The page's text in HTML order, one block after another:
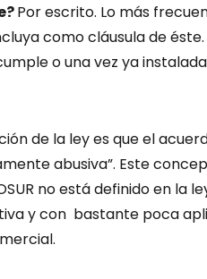
Por escrito. Lo más
como cláusula de
o una vez ya
de la ley es que el
abusiva”. Este
no está definido en la
y con bastante poca